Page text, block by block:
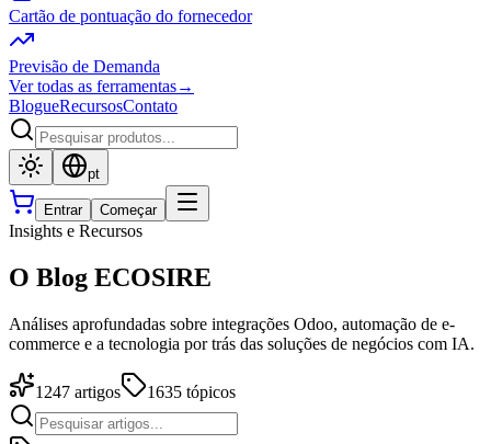
Cartão de pontuação do fornecedor
Previsão de Demanda
Ver todas as ferramentas→
BlogueRecursosContato
pt
Entrar Começar
Insights e Recursos
O Blog ECOSIRE
Análises aprofundadas sobre integrações Odoo, automação de e-
commerce e a tecnologia por trás das soluções de negócios com IA.
1247 artigos 1635 tópicos